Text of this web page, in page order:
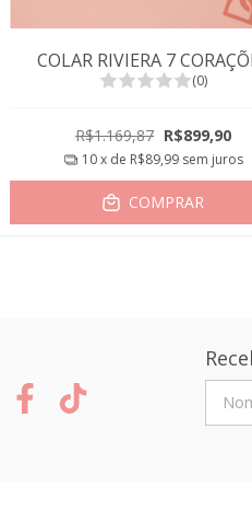
COLAR RIVIERA 7
(0)
R$1.169,87 R$899,90
10 x de R$89,99 sem juros
COMPRAR